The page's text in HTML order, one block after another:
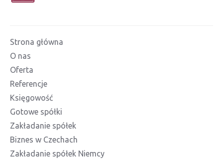
Strona główna
O nas
Oferta
Referencje
Księgowość
Gotowe spółki
Zakładanie spółek
Biznes w Czechach
Zakładanie spółek Niemcy